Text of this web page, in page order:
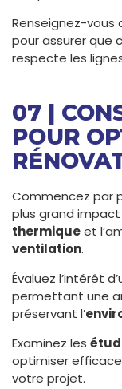
Renseignez-vous
pour assurer que
respecte les
07 |
POUR
Commencez par
plus grand
thermiqueet
ventilation.
Évaluez l’intérêt
permettant une
préservant l’
Examinez les
optimiser
votre projet.